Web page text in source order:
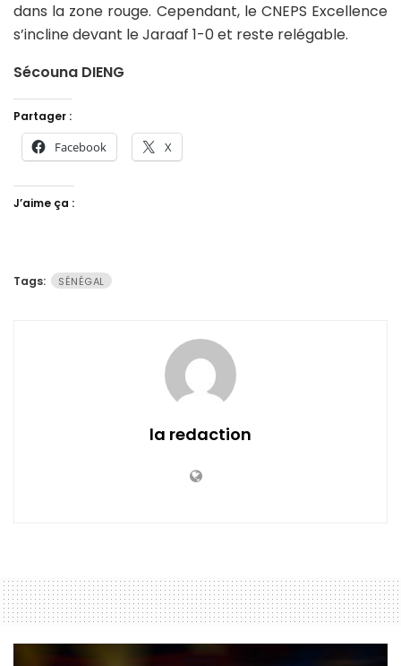
dans la zone rouge. Cependant, le CNEPS Excellence
s’incline devant le Jaraaf 1-0 et reste relégable.
Sécouna DIENG
Partager :
Facebook X
J’aime ça :
Tags: SÉNÉGAL
la redaction